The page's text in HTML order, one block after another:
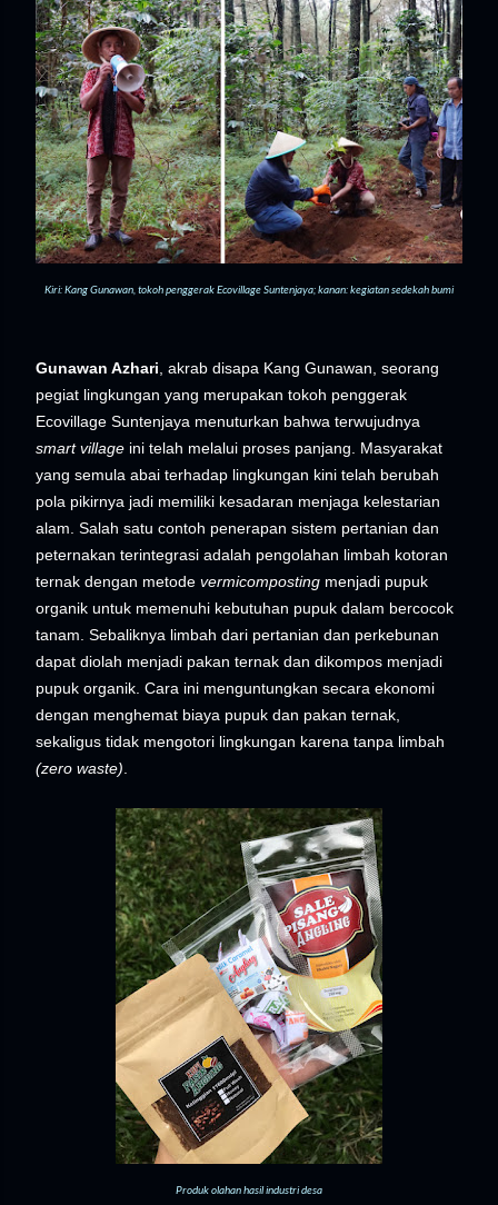
Kiri: Kang Gunawan, tokoh penggerak Ecovillage Suntenjaya; kanan: kegiatan sedekah bumi
Gunawan Azhari , akrab disapa Kang Gunawan, seorang
pegiat lingkungan yang merupakan tokoh penggerak
Ecovillage Suntenjaya menuturkan bahwa terwujudnya
smart village ini telah melalui proses panjang. Masyarakat
yang semula abai terhadap lingkungan kini telah berubah
pola pikirnya jadi memiliki kesadaran menjaga kelestarian
alam. Salah satu contoh penerapan sistem pertanian dan
peternakan terintegrasi adalah pengolahan limbah kotoran
ternak dengan metode vermicomposting menjadi pupuk
organik untuk memenuhi kebutuhan pupuk dalam bercocok
tanam. Sebaliknya limbah dari pertanian dan perkebunan
dapat diolah menjadi pakan ternak dan dikompos menjadi
pupuk organik. Cara ini menguntungkan secara ekonomi
dengan menghemat biaya pupuk dan pakan ternak,
sekaligus tidak mengotori lingkungan karena tanpa limbah
(zero waste)
Produk olahan hasil industri desa